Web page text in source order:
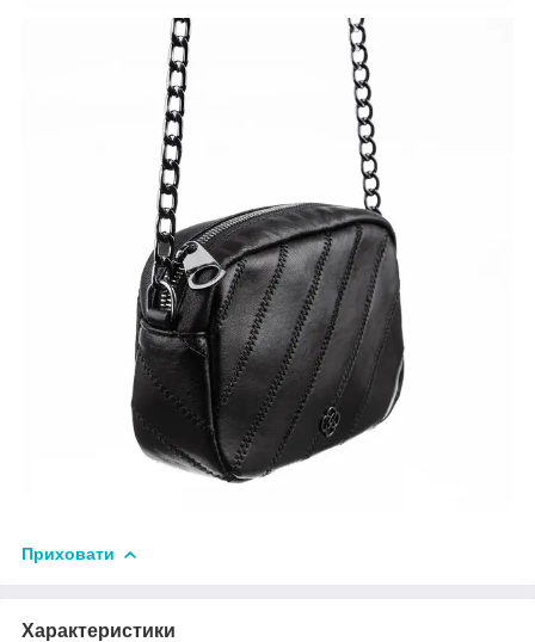
Приховати
Характеристики